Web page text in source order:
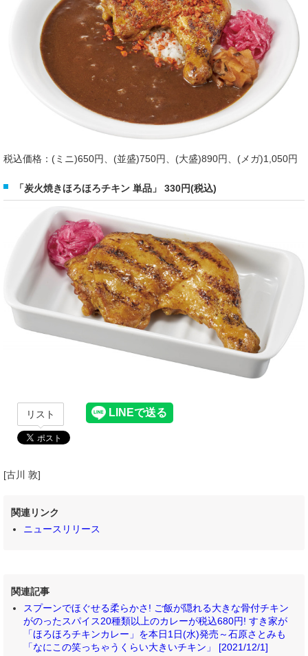
税込価格：(ミニ)650円、(並盛)750円、(大盛)890円、(メガ)1,050円
「炭火焼きほろほろチキン 単品」 330円(税込)
リスト
[古川 敦]
関連リンク
ニュースリリース
関連記事
スプーンでほぐせる柔らかさ! ご飯が隠れる大きな骨付チキン
がのったスパイス20種類以上のカレーが税込680円! すき家が
「ほろほろチキンカレー」を本日1日(水)発売～石原さとみも
「なにこの笑っちゃうくらい大きいチキン」 [2021/12/1]